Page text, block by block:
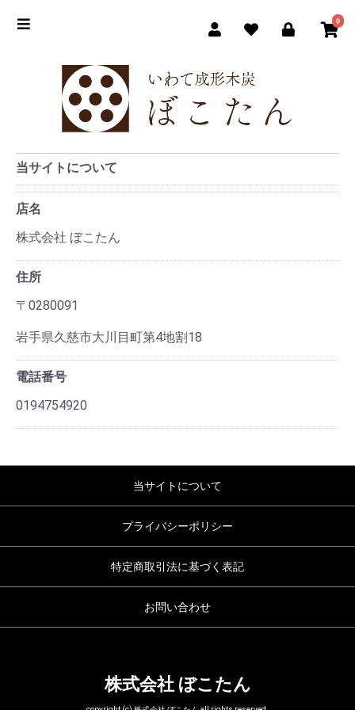
0
当サイトについて
店名
株式会社 ぼこたん
住所
〒0280091
岩手県久慈市大川目町第4地割18
電話番号
0194754920
当サイトについて
プライバシーポリシー
特定商取引法に基づく表記
お問い合わせ
株式会社 ぼこたん